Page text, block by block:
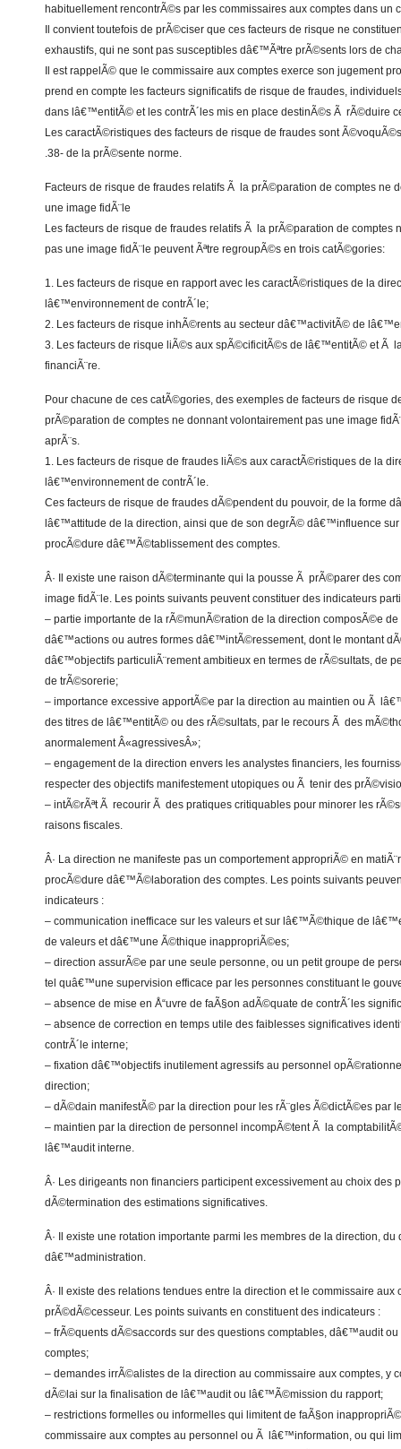
habituellement rencontrÃ©s par les commissaires aux comptes dans un
Il convient toutefois de prÃ©ciser que ces facteurs de risque ne
exhaustifs, qui ne sont pas susceptibles dâ€™Ãªtre prÃ©sents lors de
Il est rappelÃ© que le commissaire aux comptes exerce son jugement
prend en compte les facteurs significatifs de risque de fraudes,
dans lâ€™entitÃ© et les contrÃ´les mis en place destinÃ©s Ã rÃ©duire
Les caractÃ©ristiques des facteurs de risque de fraudes sont
.38- de la prÃ©sente norme.
Facteurs de risque de fraudes relatifs Ã la prÃ©paration de comptes ne
une image fidÃ¨le
Les facteurs de risque de fraudes relatifs Ã la prÃ©paration de comptes
pas une image fidÃ¨le peuvent Ãªtre regroupÃ©s en trois catÃ©gories:
1. Les facteurs de risque en rapport avec les caractÃ©ristiques de la
lâ€™environnement de contrÃ´le;
2. Les facteurs de risque inhÃ©rents au secteur dâ€™activitÃ© de
3. Les facteurs de risque liÃ©s aux spÃ©cificitÃ©s de lâ€™entitÃ© et Ã
financiÃ¨re.
Pour chacune de ces catÃ©gories, des exemples de facteurs de risque
prÃ©paration de comptes ne donnant volontairement pas une image
aprÃ¨s.
1. Les facteurs de risque de fraudes liÃ©s aux caractÃ©ristiques de la
lâ€™environnement de contrÃ´le.
Ces facteurs de risque de fraudes dÃ©pendent du pouvoir, de la forme
lâ€™attitude de la direction, ainsi que de son degrÃ© dâ€™influence sur
procÃ©dure dâ€™Ã©tablissement des comptes.
Â· Il existe une raison dÃ©terminante qui la pousse Ã prÃ©parer des
image fidÃ¨le. Les points suivants peuvent constituer des indicateurs
– partie importante de la rÃ©munÃ©ration de la direction composÃ©e
dâ€™actions ou autres formes dâ€™intÃ©ressement, dont le montant
dâ€™objectifs particuliÃ¨rement ambitieux en termes de rÃ©sultats, de
de trÃ©sorerie;
– importance excessive apportÃ©e par la direction au maintien ou Ã
des titres de lâ€™entitÃ© ou des rÃ©sultats, par le recours Ã des
anormalement Â«agressivesÂ»;
– engagement de la direction envers les analystes financiers, les
respecter des objectifs manifestement utopiques ou Ã tenir des
– intÃ©rÃªt Ã recourir Ã des pratiques critiquables pour minorer les
raisons fiscales.
Â· La direction ne manifeste pas un comportement appropriÃ© en
procÃ©dure dâ€™Ã©laboration des comptes. Les points suivants
indicateurs :
– communication inefficace sur les valeurs et sur lâ€™Ã©thique de
de valeurs et dâ€™une Ã©thique inappropriÃ©es;
– direction assurÃ©e par une seule personne, ou un petit groupe de
tel quâ€™une supervision efficace par les personnes constituant le
– absence de mise en Å“uvre de faÃ§on adÃ©quate de contrÃ´les
– absence de correction en temps utile des faiblesses significatives
contrÃ´le interne;
– fixation dâ€™objectifs inutilement agressifs au personnel
direction;
– dÃ©dain manifestÃ© par la direction pour les rÃ¨gles Ã©dictÃ©es par
– maintien par la direction de personnel incompÃ©tent Ã la
lâ€™audit interne.
Â· Les dirigeants non financiers participent excessivement au choix des
dÃ©termination des estimations significatives.
Â· Il existe une rotation importante parmi les membres de la direction,
dâ€™administration.
Â· Il existe des relations tendues entre la direction et le commissaire aux
prÃ©dÃ©cesseur. Les points suivants en constituent des indicateurs :
– frÃ©quents dÃ©saccords sur des questions comptables, dâ€™audit
comptes;
– demandes irrÃ©alistes de la direction au commissaire aux comptes, y
dÃ©lai sur la finalisation de lâ€™audit ou lâ€™Ã©mission du rapport;
– restrictions formelles ou informelles qui limitent de faÃ§on
commissaire aux comptes au personnel ou Ã lâ€™information, ou qui